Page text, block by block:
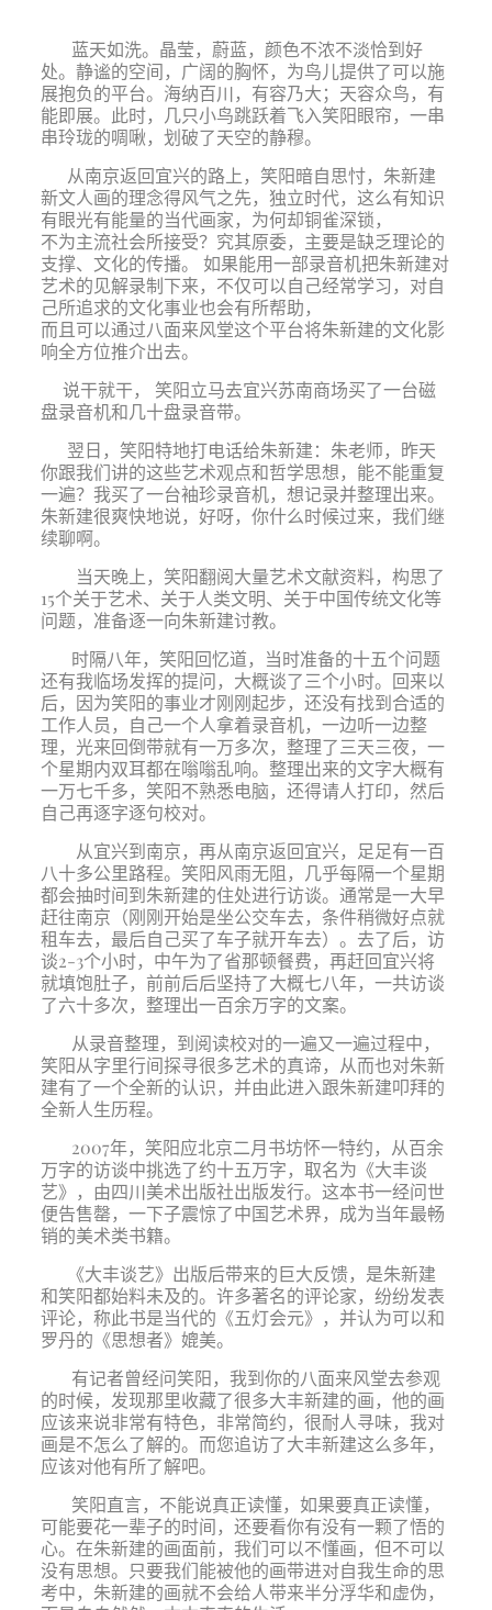
蓝天如洗。晶莹，蔚蓝，颜色不浓不淡恰到好
处。静谧的空间，广阔的胸怀，为鸟儿提供了可以施
展抱负的平台。海纳百川，有容乃大；天容众鸟，有
能即展。此时，几只小鸟跳跃着飞入笑阳眼帘，一串
串玲珑的啁啾，划破了天空的静穆。
从南京返回宜兴的路上，笑阳暗自思忖，朱新建
新文人画的理念得风气之先，独立时代，这么有知识
有眼光有能量的当代画家，为何却铜雀深锁，
不为主流社会所接受？究其原委，主要是缺乏理论的
支撑、文化的传播。 如果能用一部录音机把朱新建对
艺术的见解录制下来，不仅可以自己经常学习，对自
己所追求的文化事业也会有所帮助，
而且可以通过八面来风堂这个平台将朱新建的文化影
响全方位推介出去。
说干就干， 笑阳立马去宜兴苏南商场买了一台磁
盘录音机和几十盘录音带。
翌日，笑阳特地打电话给朱新建：朱老师，昨天
你跟我们讲的这些艺术观点和哲学思想，能不能重复
一遍？我买了一台袖珍录音机，想记录并整理出来。
朱新建很爽快地说，好呀，你什么时候过来，我们继
续聊啊。
当天晚上，笑阳翻阅大量艺术文献资料，构思了
15个关于艺术、关于人类文明、关于中国传统文化等
问题，准备逐一向朱新建讨教。
时隔八年，笑阳回忆道，当时准备的十五个问题
还有我临场发挥的提问，大概谈了三个小时。回来以
后，因为笑阳的事业才刚刚起步，还没有找到合适的
工作人员，自己一个人拿着录音机，一边听一边整
理，光来回倒带就有一万多次，整理了三天三夜，一
个星期内双耳都在嗡嗡乱响。整理出来的文字大概有
一万七千多，笑阳不熟悉电脑，还得请人打印，然后
自己再逐字逐句校对。
从宜兴到南京，再从南京返回宜兴，足足有一百
八十多公里路程。笑阳风雨无阻，几乎每隔一个星期
都会抽时间到朱新建的住处进行访谈。通常是一大早
赶往南京（刚刚开始是坐公交车去，条件稍微好点就
租车去，最后自己买了车子就开车去）。去了后，访
谈2-3个小时，中午为了省那顿餐费，再赶回宜兴将
就填饱肚子，前前后后坚持了大概七八年，一共访谈
了六十多次，整理出一百余万字的文案。
从录音整理，到阅读校对的一遍又一遍过程中，
笑阳从字里行间探寻很多艺术的真谛，从而也对朱新
建有了一个全新的认识，并由此进入跟朱新建叩拜的
全新人生历程。
2007年，笑阳应北京二月书坊怀一特约，从百余
万字的访谈中挑选了约十五万字，取名为《大丰谈
艺》，由四川美术出版社出版发行。这本书一经问世
便告售罄，一下子震惊了中国艺术界，成为当年最畅
销的美术类书籍。
《大丰谈艺》出版后带来的巨大反馈，是朱新建
和笑阳都始料未及的。许多著名的评论家，纷纷发表
评论，称此书是当代的《五灯会元》，并认为可以和
罗丹的《思想者》媲美。
有记者曾经问笑阳，我到你的八面来风堂去参观
的时候，发现那里收藏了很多大丰新建的画，他的画
应该来说非常有特色，非常简约，很耐人寻味，我对
画是不怎么了解的。而您追访了大丰新建这么多年，
应该对他有所了解吧。
笑阳直言，不能说真正读懂，如果要真正读懂，
可能要花一辈子的时间，还要看你有没有一颗了悟的
心。在朱新建的画面前，我们可以不懂画，但不可以
没有思想。只要我们能被他的画带进对自我生命的思
考中，朱新建的画就不会给人带来半分浮华和虚伪，